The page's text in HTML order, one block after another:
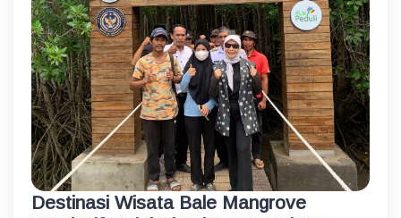
Destinasi Wisata Bale Mangrove